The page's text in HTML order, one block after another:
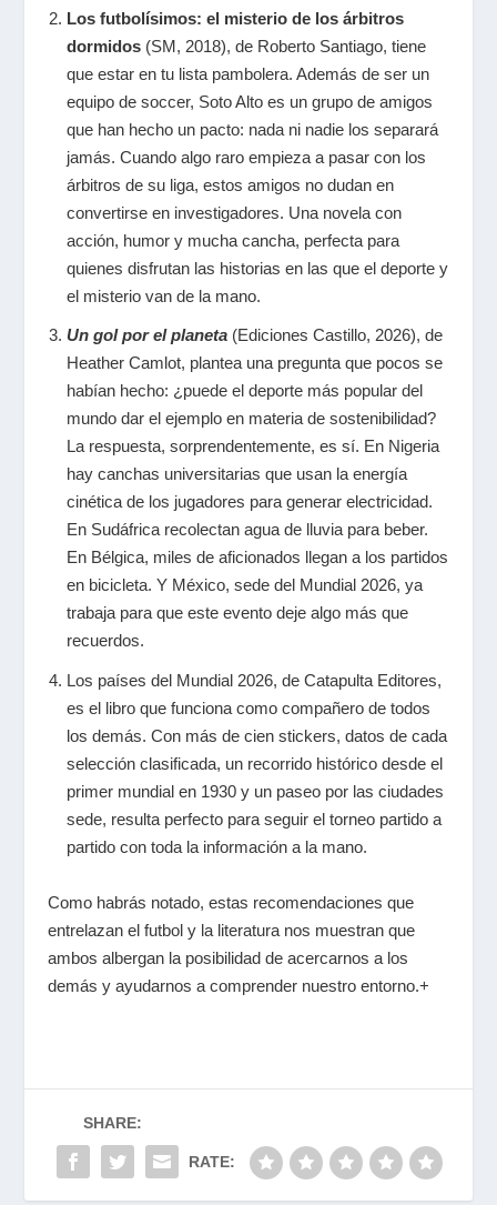
Los futbolísimos: el misterio de los árbitros
dormidos (SM, 2018), de Roberto Santiago, tiene
que estar en tu lista pambolera. Además de ser un
equipo de soccer, Soto Alto es un grupo de amigos
que han hecho un pacto: nada ni nadie los separará
jamás. Cuando algo raro empieza a pasar con los
árbitros de su liga, estos amigos no dudan en
convertirse en investigadores. Una novela con
acción, humor y mucha cancha, perfecta para
quienes disfrutan las historias en las que el deporte y
el misterio van de la mano.
Un gol por el planeta(Ediciones Castillo, 2026), de
Heather Camlot, planteauna pregunta que pocos se
habían hecho: ¿puede el deporte más popular del
mundo dar el ejemplo en materia de sostenibilidad?
La respuesta, sorprendentemente, es sí. En Nigeria
hay canchas universitarias que usan la energía
cinética de los jugadores para generar electricidad.
En Sudáfrica recolectan agua de lluvia para beber.
En Bélgica, miles de aficionados llegan a los partidos
en bicicleta. Y México, sede del Mundial 2026, ya
trabaja para que este evento deje algo más que
recuerdos.
Los países del Mundial 2026, de Catapulta Editores,
es el libro que funciona como compañero de todos
los demás. Con más de cien stickers, datos de cada
selección clasificada, un recorrido histórico desde el
primer mundial en 1930 y un paseo por las ciudades
sede, resulta perfecto para seguir el torneo partido a
partido con toda la información a la mano.
Como habrás notado, estas recomendaciones que
entrelazan el futbol y la literatura nos muestran que
ambos albergan la posibilidad de acercarnos a los
demás y ayudarnos a comprender nuestro entorno.+
SHARE:
RATE: